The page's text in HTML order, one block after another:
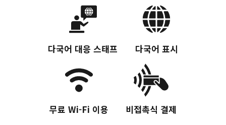
다국어 대응 스태프 다국어 표시
무료 Wi-Fi 이용 비접촉식 결제